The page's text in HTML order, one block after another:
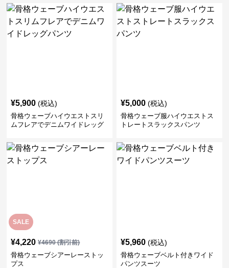
¥5,900 (税込)
骨格ウェーブハイウエストスリ
ムフレアでデニムワイドレッグ
¥5,000 (税込)
骨格ウェーブ服ハイウエストス
トレートスラックスパンツ
SALE
¥4,220 ¥4690(割引前)
骨格ウェーブシアーレーストッ
プス
¥5,960 (税込)
骨格ウェーブベルト付きワイド
パンツスーツ